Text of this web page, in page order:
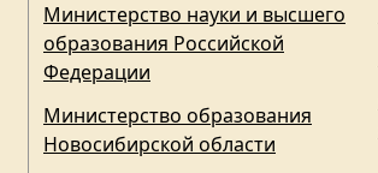
Министерство науки и высшего
образования Российской
Федерации
Министерство образования
Новосибирской области